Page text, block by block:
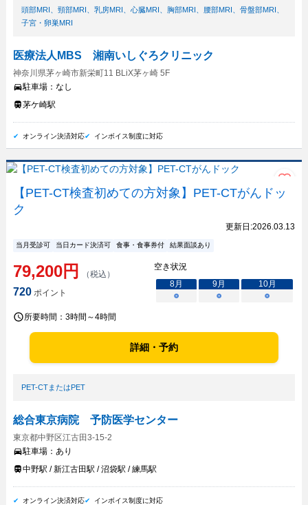
頭部MRI 、 頸部MRI 、 乳房MRI 、 心臓MRI 、 胸部MRI 、 腰部MRI 、 骨盤部MRI 、
子宮・卵巣MRI
医療法人MBS 湘南いしぐろクリニック
神奈川県茅ヶ崎市新栄町11 BLiX茅ヶ崎 5F
駐車場： なし
茅ケ崎駅
オンライン決済対応 インボイス制度に対応
【PET-CT検査初めての方対象】PET-CTがんドッ
ク
更新日:2026.03.13
当月受診可 当日カード決済可 食事・食事券付 結果面談あり
79,200円 （税込）
720ポイント
空き状況
8月 9月 10月
○
○ ○
所要時間： 3時間～4時間
詳細・予約
PET-CTまたはPET
総合東京病院 予防医学センター
東京都中野区江古田3-15-2
駐車場： あり
中野駅 / 新江古田駅 / 沼袋駅 / 練馬駅
オンライン決済対応 インボイス制度に対応